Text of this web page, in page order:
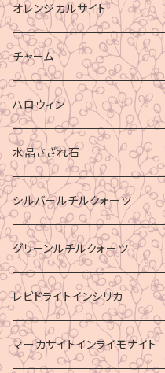
オレンジカルサイト
チャーム
ハロウィン
水晶さざれ石
シルバールチルクォーツ
グリーンルチルクォーツ
レピドライトインシリカ
マーカサイトインライモナイト